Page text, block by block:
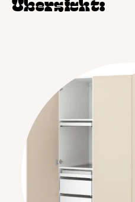
Übersicht: